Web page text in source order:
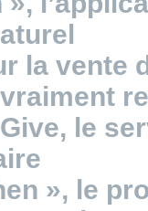
la vente
le
», le